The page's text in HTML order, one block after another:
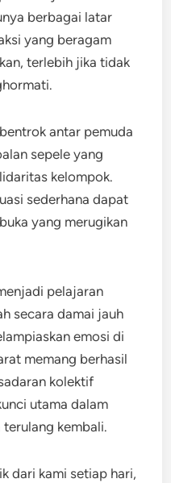
berbagai latar
yang beragam
terlebih jika tidak
antar pemuda
sepele yang
kelompok.
sederhana dapat
yang merugikan
pelajaran
secara damai jauh
emosi di
memang berhasil
kolektif
utama dalam
kembali.
dari kami setiap hari,